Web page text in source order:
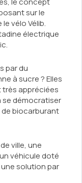
sur le
vélo Vélib.
électrique
par du
à sucre ? Elles
très appréciées
se démocratiser
biocarburant
ville, une
véhicule doté
une solution par